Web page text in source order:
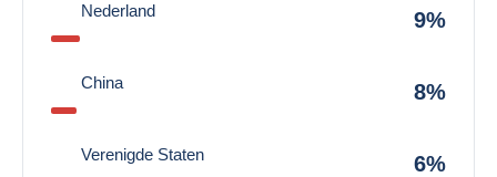
Nederland 9%
China 8%
Verenigde Staten 6%